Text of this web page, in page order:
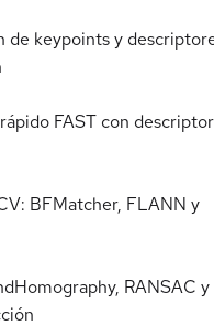
de keypoints y
FAST con descriptor
BFMatcher, FLANN y
RANSAC y